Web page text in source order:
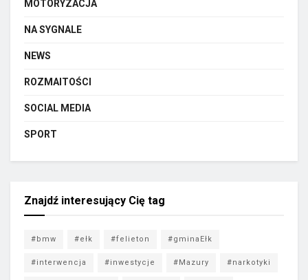
MOTORYZACJA
NA SYGNALE
NEWS
ROZMAITOŚCI
SOCIAL MEDIA
SPORT
Znajdź interesujący Cię tag
#bmw #ełk #felieton #gminaEłk
#interwencja #inwestycje #Mazury #narkotyki